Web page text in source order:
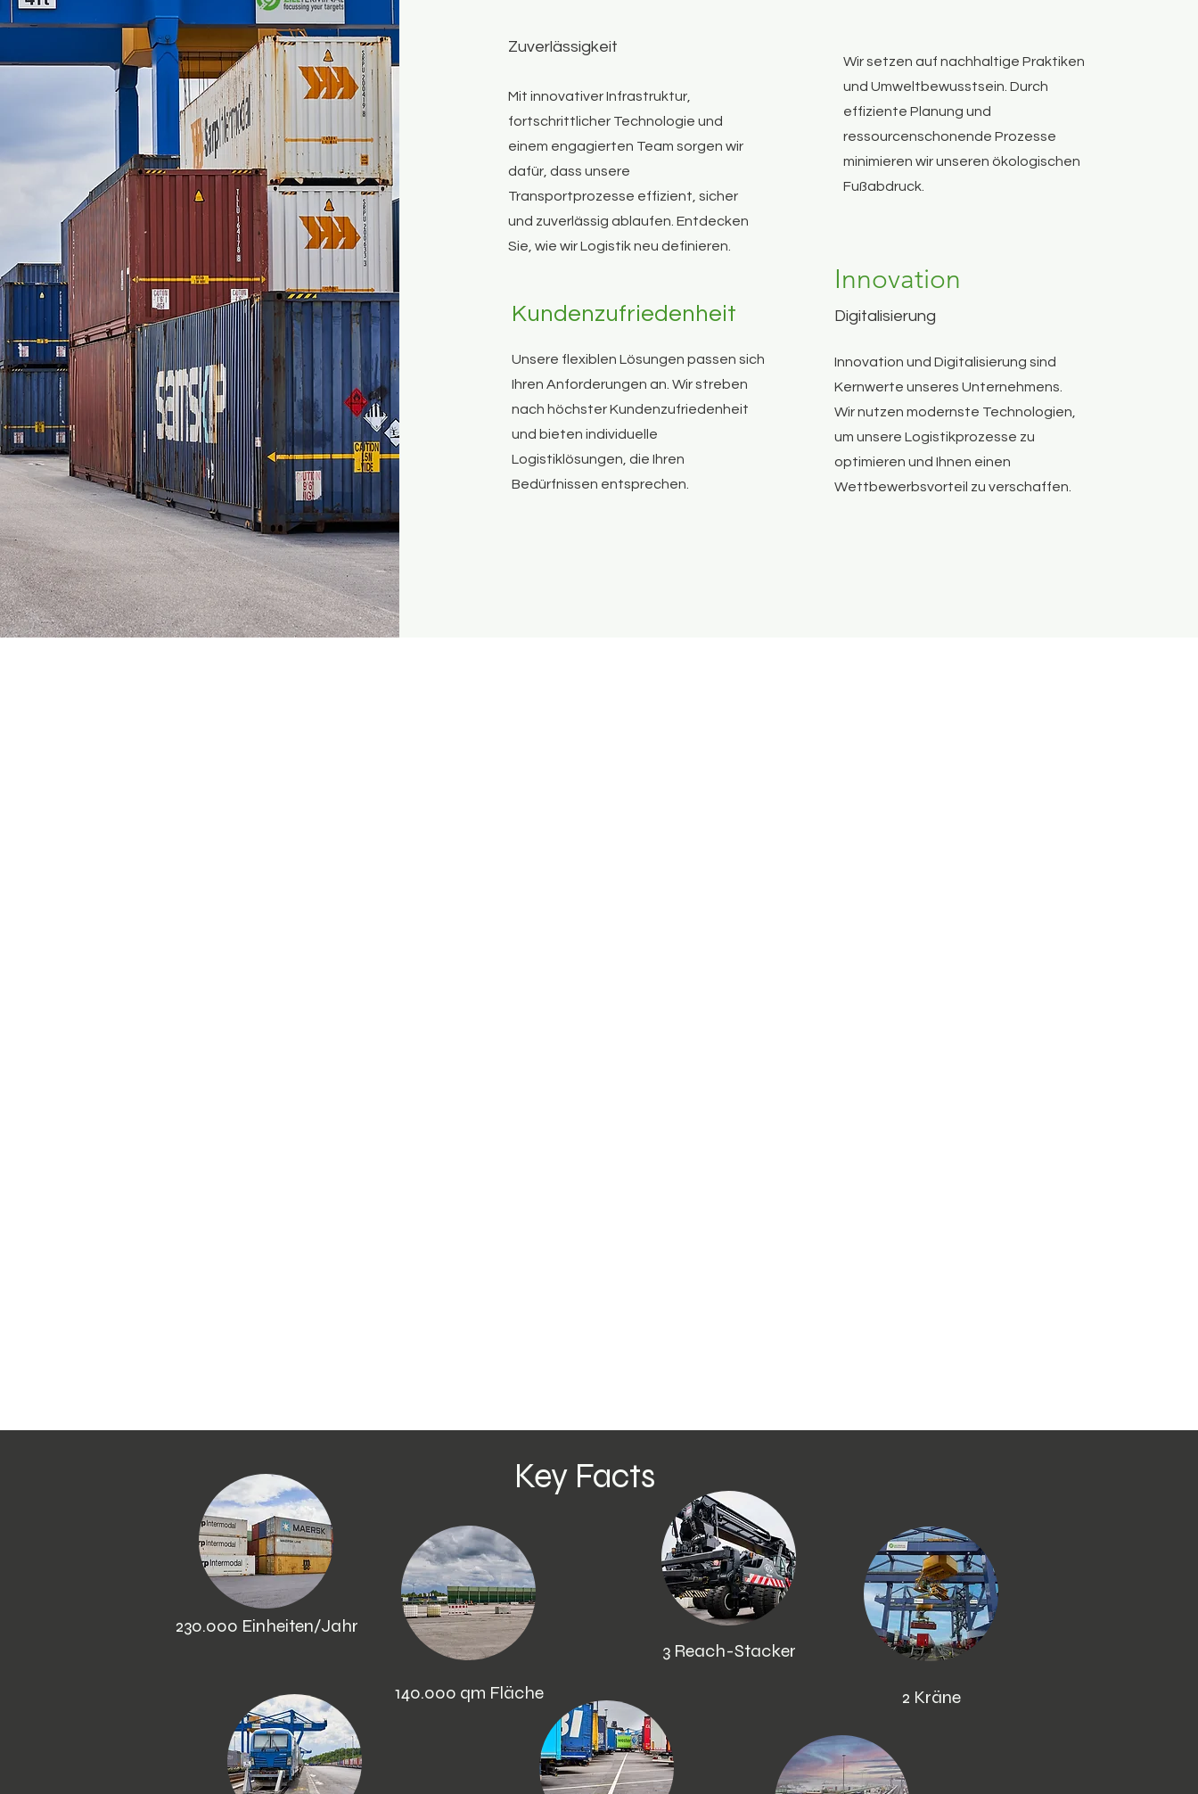
Zuverlässigkeit
Mit innovativer Infrastruktur,
fortschrittlicher Technologie und
einem engagierten Team sorgen wir
dafür, dass unsere
Transportprozesse effizient, sicher
und zuverlässig ablaufen. Entdecken
Sie, wie wir Logistik neu definieren.
Wir setzen auf nachhaltige Praktiken
und Umweltbewusstsein. Durch
effiziente Planung und
ressourcenschonende Prozesse
minimieren wir unseren ökologischen
Fußabdruck.
Innovation
Kundenzufriedenheit
Unsere flexiblen Lösungen passen sich
Ihren Anforderungen an. Wir streben
nach höchster Kundenzufriedenheit
und bieten individuelle
Logistiklösungen, die Ihren
Bedürfnissen entsprechen.
Digitalisierung
Innovation und Digitalisierung sind
Kernwerte unseres Unternehmens.
Wir nutzen modernste Technologien,
um unsere Logistikprozesse zu
optimieren und Ihnen einen
Wettbewerbsvorteil zu verschaffen.
Key Facts
230.000 Einheiten/Jahr
3 Reach-Stacker
2 Kräne
140.000 qm Fläche